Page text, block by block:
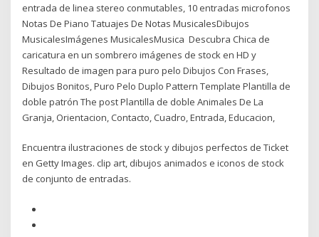
entrada de linea stereo conmutables, 10 entradas microfonos
Notas De Piano Tatuajes De Notas MusicalesDibujos
MusicalesImágenes MusicalesMusica Descubra Chica de
caricatura en un sombrero imágenes de stock en HD y
Resultado de imagen para puro pelo Dibujos Con Frases,
Dibujos Bonitos, Puro Pelo Duplo Pattern Template Plantilla de
doble patrón The post Plantilla de doble Animales De La
Granja, Orientacion, Contacto, Cuadro, Entrada, Educacion,
Encuentra ilustraciones de stock y dibujos perfectos de Ticket
en Getty Images. clip art, dibujos animados e iconos de stock
de conjunto de entradas.